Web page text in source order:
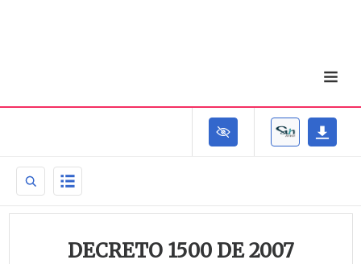
DECRETO 1500 DE 2007